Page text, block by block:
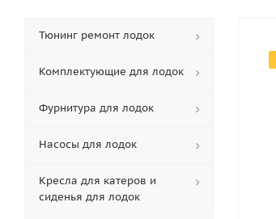
Тюнинг ремонт лодок
Комплектующие для лодок
Фурнитура для лодок
Насосы для лодок
Кресла для катеров и
сиденья для лодок